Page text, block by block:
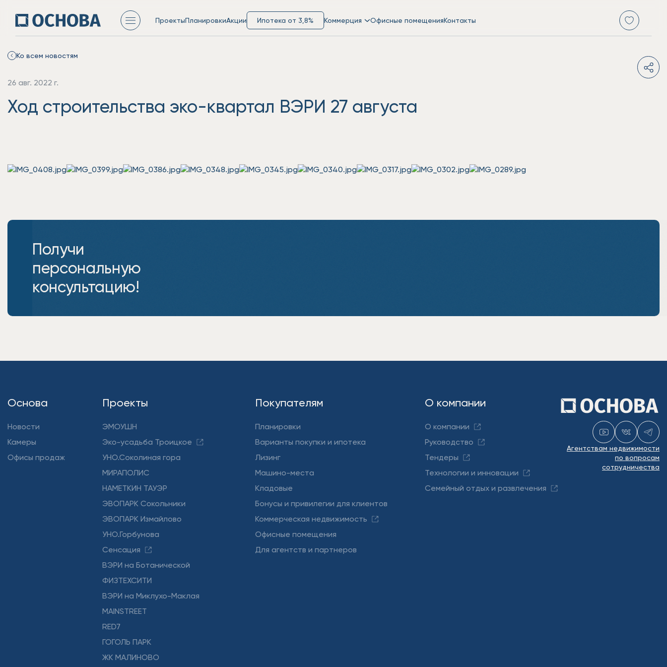
ПроектыПланировкиАкции Ипотека от 3,8% Коммерция Офисные помещенияКонтакты
Ко всем новостям
26 авг. 2022 г.
Ход строительства эко-квартал ВЭРИ 27 августа
Получи
персональную
консультацию!
Основа
Новости
Камеры
Офисы продаж
Проекты
ЭМОУШН
Эко-усадьба Троицкое
УНО.Соколиная гора
МИРАПОЛИС
НАМЕТКИН ТАУЭР
ЭВОПАРК Сокольники
ЭВОПАРК Измайлово
УНО.Горбунова
Сенсация
ВЭРИ на Ботанической
ФИЗТЕХСИТИ
ВЭРИ на Миклухо-Маклая
MAINSTREET
RED7
ГОГОЛЬ ПАРК
ЖК МАЛИНОВО
Покупателям
Планировки
Варианты покупки и ипотека
Лизинг
Машино-места
Кладовые
Бонусы и привилегии для клиентов
Коммерческая недвижимость
Офисные помещения
Для агентств и партнеров
О компании
О компании
Руководство
Тендеры
Технологии и инновации
Семейный отдых и развлечения
Агентствам недвижимости
по вопросам
сотрудничества